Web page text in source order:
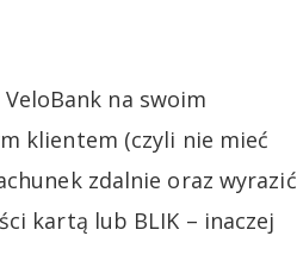
VeloBank na swoim
klientem (czyli nie mieć
zdalnie oraz wyrazić
kartą lub BLIK – inaczej